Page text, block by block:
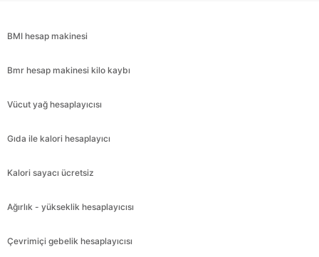
BMI hesap makinesi
Bmr hesap makinesi kilo kaybı
Vücut yağ hesaplayıcısı
Gıda ile kalori hesaplayıcı
Kalori sayacı ücretsiz
Ağırlık - yükseklik hesaplayıcısı
Çevrimiçi gebelik hesaplayıcısı